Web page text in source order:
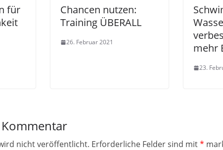
für
Chancen nutzen:
Training ÜBERALL
26. Februar 2021
mehr
23.
nicht veröffentlicht. Erforderliche Felder sind mit*